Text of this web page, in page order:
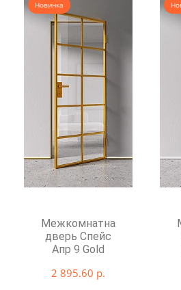
Новинка
Межкомнатная
дверь Спейс
Апр 9 Gold
2 895.60 р.